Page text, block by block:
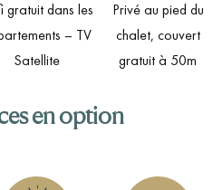
gratuit dans les
– TV
Satellite
Privé au pied du
chalet, couvert
gratuit à 50m
en option